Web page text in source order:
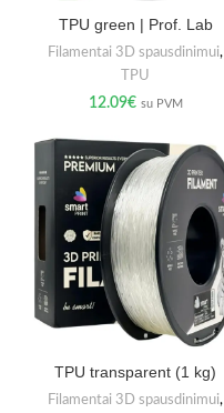
TPU green | Prof. Lab
Filamentai 3D spausdinimui,
TPU
12.09€ su PVM
TPU transparent (1 kg)
Filamentai 3D spausdinimui,